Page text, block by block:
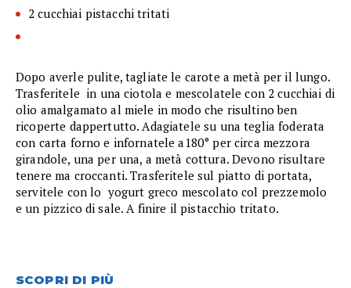
2 cucchiai pistacchi tritati
Dopo averle pulite, tagliate le carote a metà per il lungo.
Trasferitele in una ciotola e mescolatele con 2 cucchiai di
olio amalgamato al miele in modo che risultino ben
ricoperte dappertutto. Adagiatele su una teglia foderata
con carta forno e infornatele a180° per circa mezzora
girandole, una per una, a metà cottura. Devono risultare
tenere ma croccanti. Trasferitele sul piatto di portata,
servitele con lo yogurt greco mescolato col prezzemolo
e un pizzico di sale. A finire il pistacchio tritato.
SCOPRI DI PIÙ